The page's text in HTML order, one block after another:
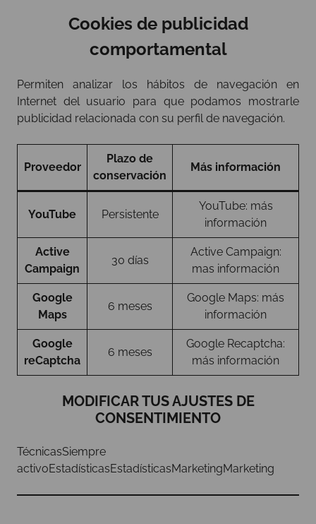
Cookies de publicidad
comportamental
Permiten analizar los hábitos de navegación en
Internet del usuario para que podamos mostrarle
publicidad relacionada con su perfil de navegación.
Proveedor
Plazo de
conservación
Más información
YouTube Persistente
YouTube: más
información
Active
Campaign
30 días
Active Campaign:
mas información
Google
Maps
6 meses
Google Maps: más
información
Google
reCaptcha
6 meses
Google Recaptcha:
más información
MODIFICAR TUS AJUSTES DE
CONSENTIMIENTO
TécnicasSiempre
activoEstadísticasEstadísticasMarketingMarketing